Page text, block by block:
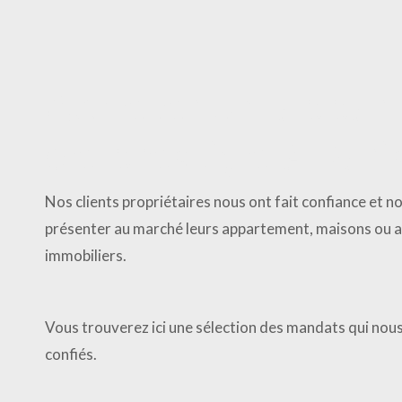
Nos clients propriétaires nous ont fait confiance et
présenter au marché leurs appartement, maisons ou
immobiliers.
Vous trouverez ici une sélection des mandats qui
confiés.